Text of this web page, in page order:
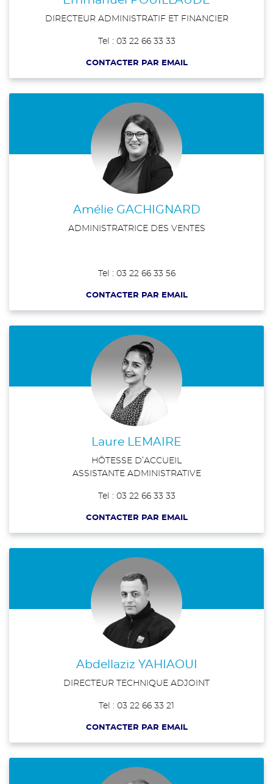
DIRECTEUR ADMINISTRATIF ET FINANCIER
Tel : 03 22 66 33 33
CONTACTER PAR EMAIL
Amélie GACHIGNARD
ADMINISTRATRICE DES VENTES
Tel : 03 22 66 33 56
CONTACTER PAR EMAIL
Laure LEMAIRE
HÔTESSE D’ACCUEIL
ASSISTANTE ADMINISTRATIVE
Tel : 03 22 66 33 33
CONTACTER PAR EMAIL
Abdellaziz YAHIAOUI
DIRECTEUR TECHNIQUE ADJOINT
Tel : 03 22 66 33 21
CONTACTER PAR EMAIL